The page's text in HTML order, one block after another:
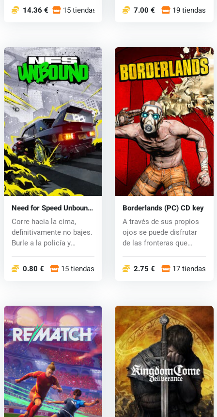
14.36 € 15 tiendas 7.00 € 19 tiendas
Need for Speed Unbound
(PC) key
Corre hacia la cima,
definitivamente no bajes.
Burle a la policía y
0.80 € 15 tiendas
Borderlands (PC) CD key
A través de sus propios
ojos se puede disfrutar
de las fronteras que
2.75 € 17 tiendas